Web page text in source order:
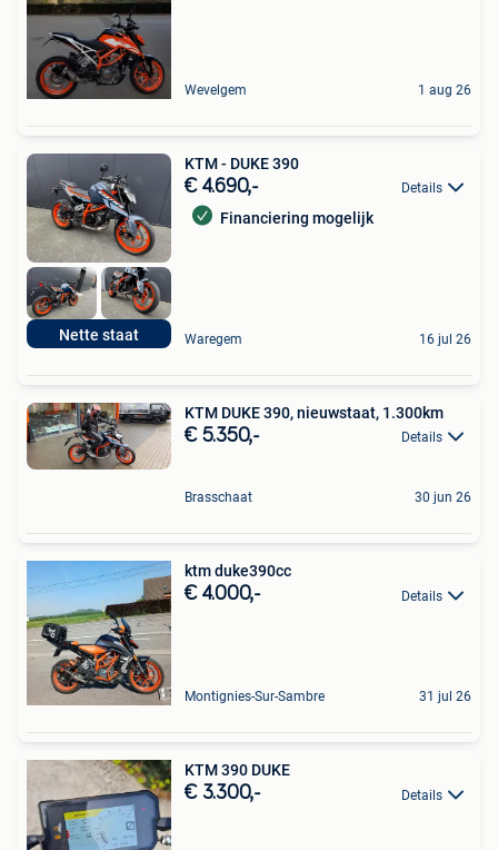
Wevelgem 1 aug 26
Nette staat
KTM - DUKE 390
€ 4.690,- Details
Financiering mogelijk
Waregem 16 jul 26
KTM DUKE 390, nieuwstaat, 1.300km
€ 5.350,- Details
Brasschaat 30 jun 26
ktm duke390cc
€ 4.000,- Details
Montignies-Sur-Sambre 31 jul 26
KTM 390 DUKE
€ 3.300,- Details